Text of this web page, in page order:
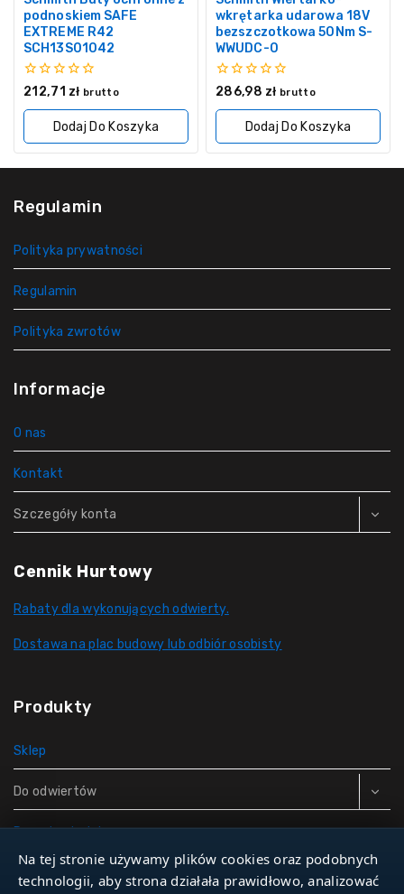
podnoskiem SAFE
EXTREME R42
SCH13S01042
0
5
212,71 zł brutto
Dodaj Do Koszyka
wkrętarka udarowa 18V
bezszczotkowa 50Nm S-
WWUDC-0
0
5
286,98 zł brutto
Dodaj Do Koszyka
Regulamin
Polityka prywatności
Regulamin
Polityka zwrotów
Informacje
O nas
Kontakt
Szczegóły konta
Cennik Hurtowy
Rabaty dla wykonujących odwierty.
Dostawa na plac budowy lub odbiór osobisty
Produkty
Sklep
Do odwiertów
Rury do studni
Zbiorniki hydroforowe
Na tej stronie używamy plików cookies oraz podobnych
technologii, aby strona działała prawidłowo, analizować